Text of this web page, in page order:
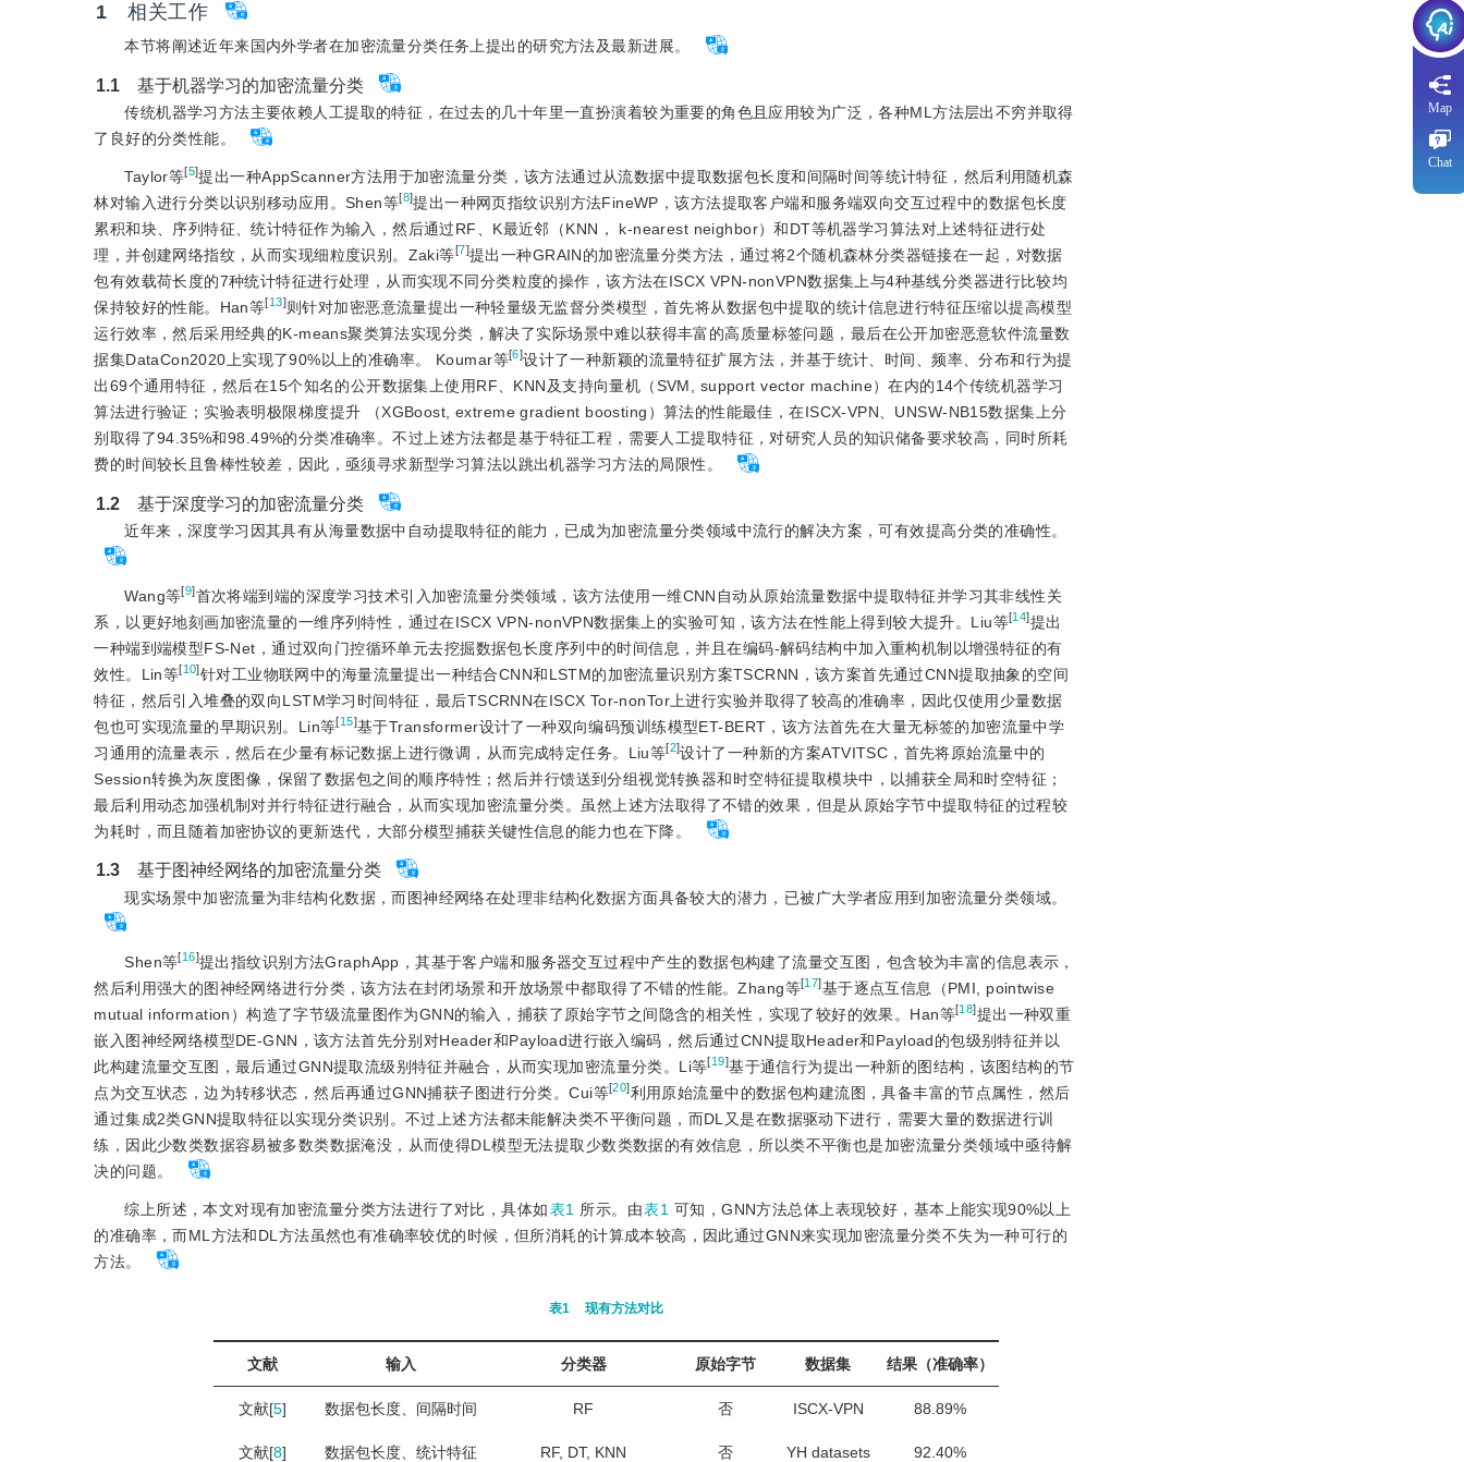
1 相关工作
本节将阐述近年来国内外学者在加密流量分类任务上提出的研究方法及最新进展。
1.1 基于机器学习的加密流量分类
传统机器学习方法主要依赖人工提取的特征，在过去的几十年里一直扮演着较为重要的角色且应用较为广泛，各种ML方法层出不穷并取得
了良好的分类性能。
Taylor等[5]提出一种AppScanner方法用于加密流量分类，该方法通过从流数据中提取数据包长度和间隔时间等统计特征，然后利用随机森
林对输入进行分类以识别移动应用。Shen等[8]提出一种网页指纹识别方法FineWP，该方法提取客户端和服务端双向交互过程中的数据包长度
累积和块、序列特征、统计特征作为输入，然后通过RF、K最近邻（KNN， k-nearest neighbor）和DT等机器学习算法对上述特征进行处
理，并创建网络指纹，从而实现细粒度识别。Zaki等[7]提出一种GRAIN的加密流量分类方法，通过将2个随机森林分类器链接在一起，对数据
包有效载荷长度的7种统计特征进行处理，从而实现不同分类粒度的操作，该方法在ISCX VPN-nonVPN数据集上与4种基线分类器进行比较均
保持较好的性能。Han等[13]则针对加密恶意流量提出一种轻量级无监督分类模型，首先将从数据包中提取的统计信息进行特征压缩以提高模型
运行效率，然后采用经典的K-means聚类算法实现分类，解决了实际场景中难以获得丰富的高质量标签问题，最后在公开加密恶意软件流量数
据集DataCon2020上实现了90%以上的准确率。 Koumar等[6]设计了一种新颖的流量特征扩展方法，并基于统计、时间、频率、分布和行为提
出69个通用特征，然后在15个知名的公开数据集上使用RF、KNN及支持向量机（SVM, support vector machine）在内的14个传统机器学习
算法进行验证；实验表明极限梯度提升 （XGBoost, extreme gradient boosting）算法的性能最佳，在ISCX-VPN、UNSW-NB15数据集上分
别取得了94.35%和98.49%的分类准确率。不过上述方法都是基于特征工程，需要人工提取特征，对研究人员的知识储备要求较高，同时所耗
费的时间较长且鲁棒性较差，因此，亟须寻求新型学习算法以跳出机器学习方法的局限性。
1.2 基于深度学习的加密流量分类
近年来，深度学习因其具有从海量数据中自动提取特征的能力，已成为加密流量分类领域中流行的解决方案，可有效提高分类的准确性。
Wang等[9]首次将端到端的深度学习技术引入加密流量分类领域，该方法使用一维CNN自动从原始流量数据中提取特征并学习其非线性关
系，以更好地刻画加密流量的一维序列特性，通过在ISCX VPN-nonVPN数据集上的实验可知，该方法在性能上得到较大提升。Liu等[14]提出
一种端到端模型FS-Net，通过双向门控循环单元去挖掘数据包长度序列中的时间信息，并且在编码-解码结构中加入重构机制以增强特征的有
效性。Lin等[10]针对工业物联网中的海量流量提出一种结合CNN和LSTM的加密流量识别方案TSCRNN，该方案首先通过CNN提取抽象的空间
特征，然后引入堆叠的双向LSTM学习时间特征，最后TSCRNN在ISCX Tor-nonTor上进行实验并取得了较高的准确率，因此仅使用少量数据
包也可实现流量的早期识别。Lin等[15]基于Transformer设计了一种双向编码预训练模型ET-BERT，该方法首先在大量无标签的加密流量中学
习通用的流量表示，然后在少量有标记数据上进行微调，从而完成特定任务。Liu等[2]设计了一种新的方案ATVITSC，首先将原始流量中的
Session转换为灰度图像，保留了数据包之间的顺序特性；然后并行馈送到分组视觉转换器和时空特征提取模块中，以捕获全局和时空特征；
最后利用动态加强机制对并行特征进行融合，从而实现加密流量分类。虽然上述方法取得了不错的效果，但是从原始字节中提取特征的过程较
为耗时，而且随着加密协议的更新迭代，大部分模型捕获关键性信息的能力也在下降。
1.3 基于图神经网络的加密流量分类
现实场景中加密流量为非结构化数据，而图神经网络在处理非结构化数据方面具备较大的潜力，已被广大学者应用到加密流量分类领域。
Shen等[16]提出指纹识别方法GraphApp，其基于客户端和服务器交互过程中产生的数据包构建了流量交互图，包含较为丰富的信息表示，
然后利用强大的图神经网络进行分类，该方法在封闭场景和开放场景中都取得了不错的性能。Zhang等[17]基于逐点互信息（PMI, pointwise
mutual information）构造了字节级流量图作为GNN的输入，捕获了原始字节之间隐含的相关性，实现了较好的效果。Han等[18]提出一种双重
嵌入图神经网络模型DE-GNN，该方法首先分别对Header和Payload进行嵌入编码，然后通过CNN提取Header和Payload的包级别特征并以
此构建流量交互图，最后通过GNN提取流级别特征并融合，从而实现加密流量分类。Li等[19]基于通信行为提出一种新的图结构，该图结构的节
点为交互状态，边为转移状态，然后再通过GNN捕获子图进行分类。Cui等[20]利用原始流量中的数据包构建流图，具备丰富的节点属性，然后
通过集成2类GNN提取特征以实现分类识别。不过上述方法都未能解决类不平衡问题，而DL又是在数据驱动下进行，需要大量的数据进行训
练，因此少数类数据容易被多数类数据淹没，从而使得DL模型无法提取少数类数据的有效信息，所以类不平衡也是加密流量分类领域中亟待解
决的问题。
综上所述，本文对现有加密流量分类方法进行了对比，具体如表1 所示。由表1 可知，GNN方法总体上表现较好，基本上能实现90%以上
的准确率，而ML方法和DL方法虽然也有准确率较优的时候，但所消耗的计算成本较高，因此通过GNN来实现加密流量分类不失为一种可行的
方法。
表1 现有方法对比
文献 输入 分类器 原始字节 数据集 结果（准确率）
文献[5] 数据包长度、间隔时间 RF 否 ISCX-VPN 88.89%
文献[8] 数据包长度、统计特征 RF, DT, KNN 否 YH datasets 92.40%
Map
Chat